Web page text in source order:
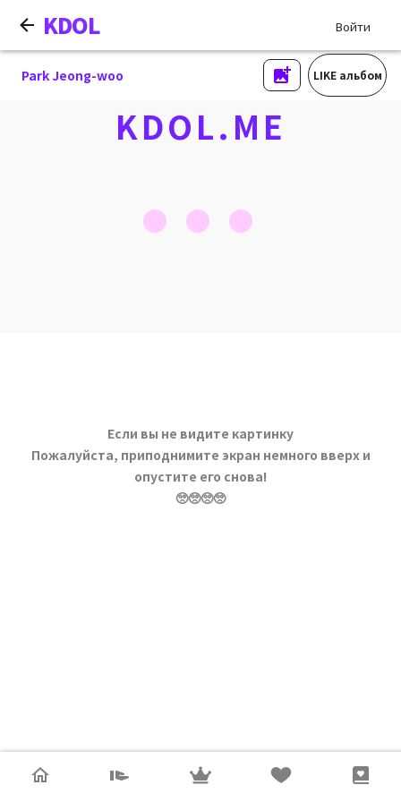
KDOL Войти
Park Jeong-woo LIKE альбом
KDOL.ME
Если вы не видите картинку
Пожалуйста, приподнимите экран немного вверх и
опустите его снова!
🥺🥺🥺🥺